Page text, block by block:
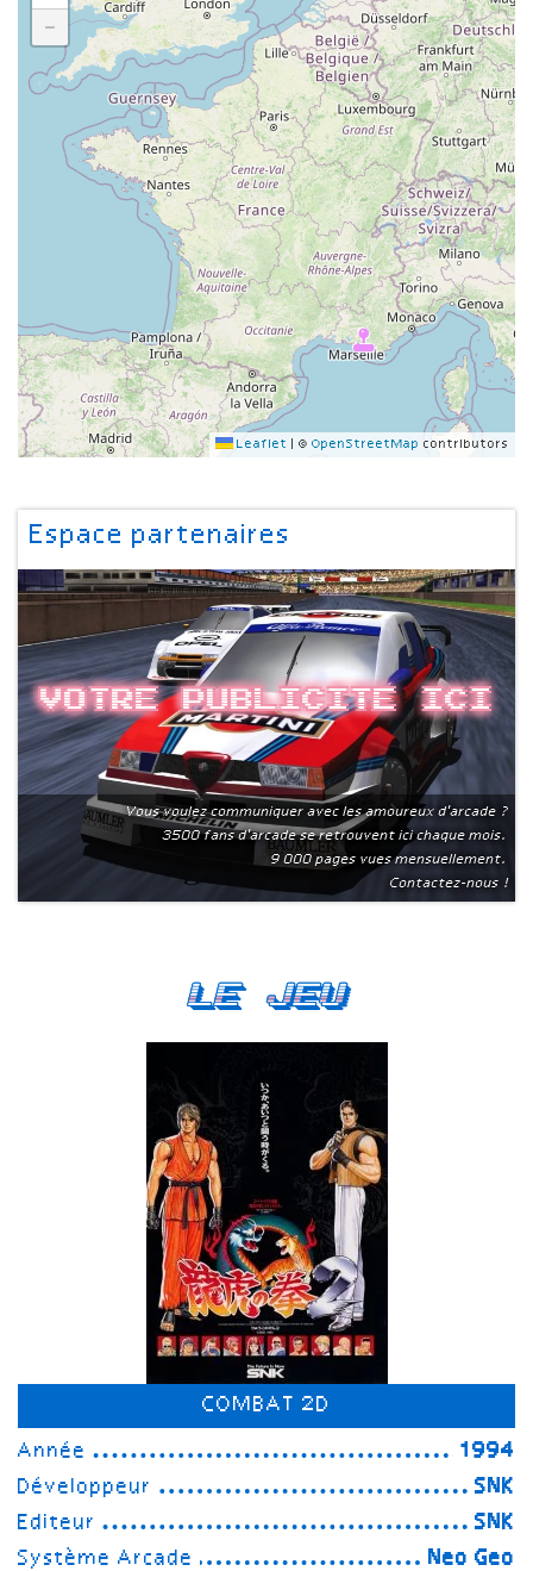
−
Leaflet © OpenStreetMap contributors
Espace partenaires
Votre publicite ici
Vous voulez communiquer avec les amoureux d'arcade ?
3500 fans d'arcade se retrouvent ici chaque mois.
9 000 pages vues mensuellement.
Contactez-nous !
Le Jeu
COMBAT 2D
Année
1994
Développeur
SNK
Editeur
SNK
Système Arcade
Neo Geo